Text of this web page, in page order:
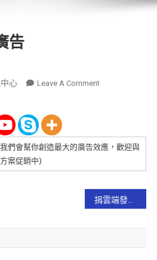
告
心 Leave A Comment
們會幫你創造最大的廣告效應，歡迎與
案促銷中)